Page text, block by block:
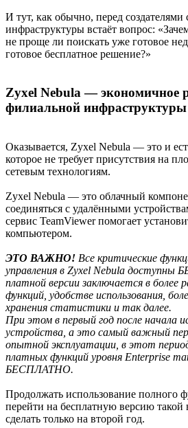
И тут, как обычно, перед создателями
инфраструктуры встаёт вопрос:
не проще ли поискать уже готовое
готовое бесплатное решение?»
Zyxel Nebula — экономичное
филиальной инфраструктуры
Оказывается, Zyxel Nebula — это и
которое не требует присутствия на
сетевым технологиям.
Zyxel Nebula — это облачный
соединяться с удалёнными
сервис TeamViewer помогает
компьютером.
ЭТО ВАЖНО! Все критические
управления в Zyxel Nebula
платной версии заключается в более
функций, удобстве использования,
хранения статистики и так далее.
При этом в первый год после начала
устройства, а это самый важный
опытной эксплуатации, в этот
платных функций уровня Enterprise
БЕСПЛАТНО.
Продолжать использование полного
перейти на бесплатную версию такой
сделать только на второй год.